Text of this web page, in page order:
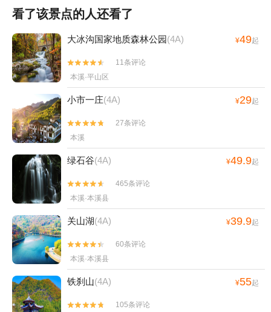
看了该景点的人还看了
大冰沟国家地质森林公园(4A) ¥49起


11条评论
本溪·平山区
小市一庄(4A) ¥29起


27条评论
本溪
绿石谷(4A) ¥49.9起


465条评论
本溪·本溪县
关山湖(4A) ¥39.9起


60条评论
本溪·本溪县
铁刹山(4A) ¥55起

 105条评论